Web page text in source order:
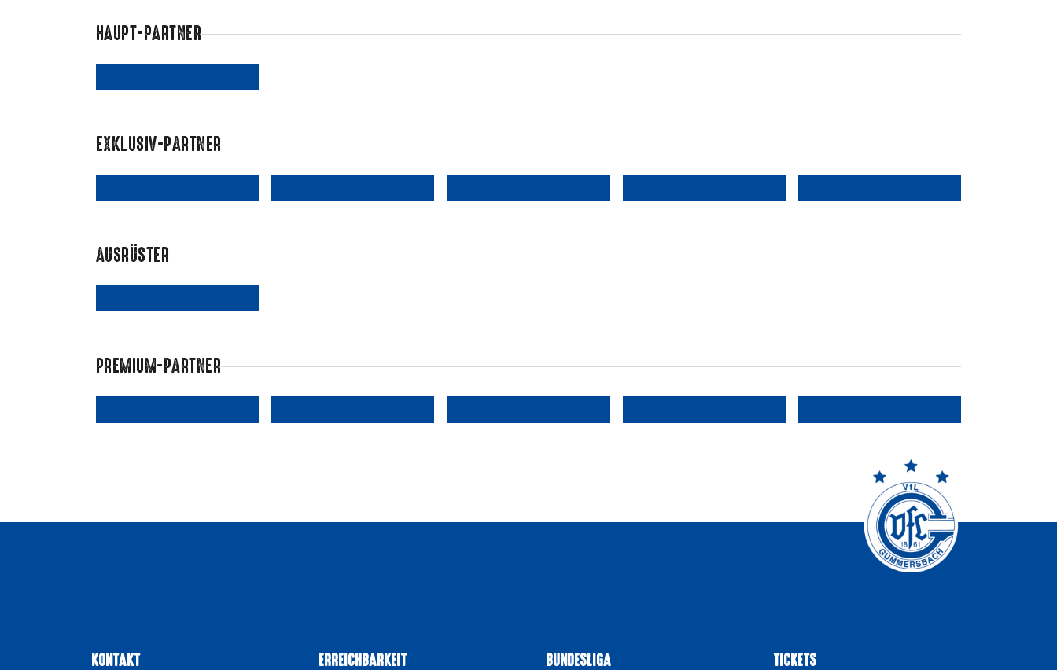
HAUPT-PARTNER
EXKLUSIV-PARTNER
AUSRÜSTER
PREMIUM-PARTNER
KONTAKT ERREICHBARKEIT BUNDESLIGA TICKETS